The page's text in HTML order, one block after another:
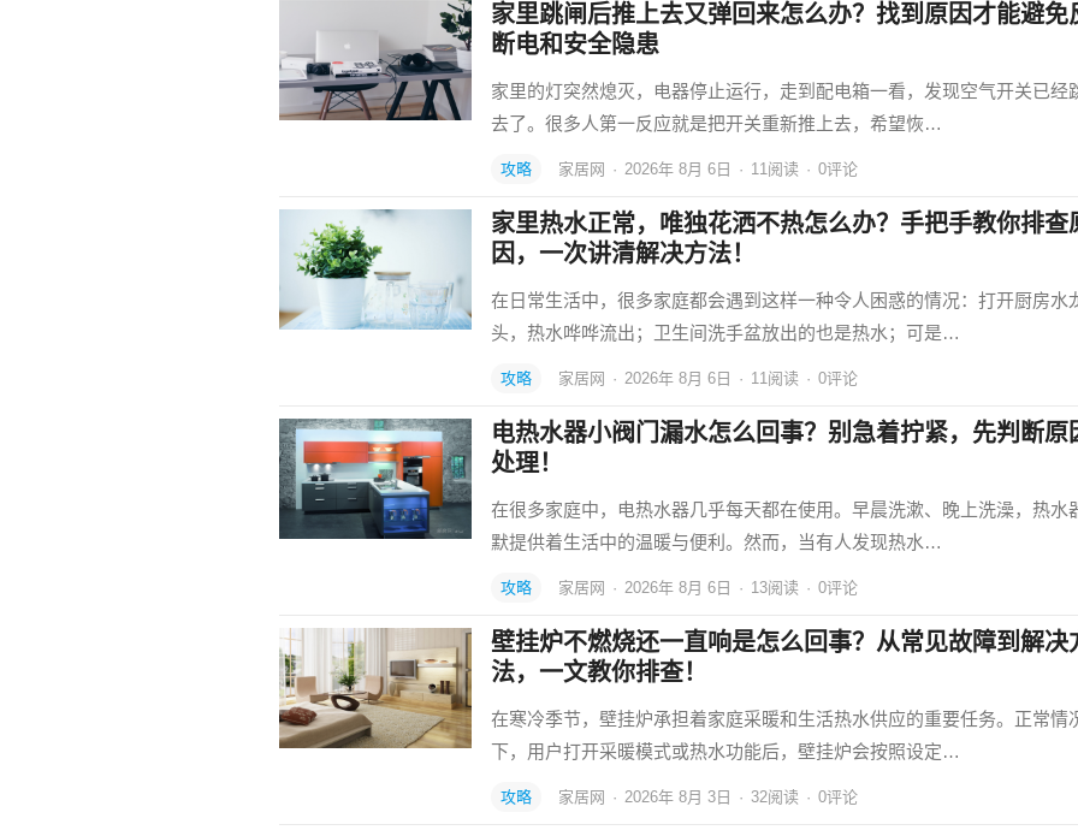
家里跳闸后推上去又弹回来怎么办？找到原因才能避免
断电和安全隐患
家里的灯突然熄灭，电器停止运行，走到配电箱一看，发现空气开关已经
去了。很多人第一反应就是把开关重新推上去，希望恢…
攻略 家居网 · 2026年 8月 6日 · 11阅读 · 0评论
家里热水正常，唯独花洒不热怎么办？手把手教你排查
因，一次讲清解决方法！
在日常生活中，很多家庭都会遇到这样一种令人困惑的情况：打开厨房水
头，热水哗哗流出；卫生间洗手盆放出的也是热水；可是…
攻略 家居网 · 2026年 8月 6日 · 11阅读 · 0评论
电热水器小阀门漏水怎么回事？别急着拧紧，先判断原
处理！
在很多家庭中，电热水器几乎每天都在使用。早晨洗漱、晚上洗澡，热水
默提供着生活中的温暖与便利。然而，当有人发现热水…
攻略 家居网 · 2026年 8月 6日 · 13阅读 · 0评论
壁挂炉不燃烧还一直响是怎么回事？从常见故障到解决
法，一文教你排查！
在寒冷季节，壁挂炉承担着家庭采暖和生活热水供应的重要任务。正常情
下，用户打开采暖模式或热水功能后，壁挂炉会按照设定…
攻略 家居网 · 2026年 8月 3日 · 32阅读 · 0评论